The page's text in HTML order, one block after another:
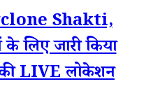
Shakti,
लिए जारी किया
की LIVE लोकेशन